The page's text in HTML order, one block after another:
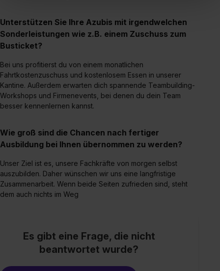
einverstanden, dass dir nach Setzen der Cookies externe
Inhalte (z.B. Videos oder Posts) angezeigt und hierfür
erforderliche personenbezogene Daten an Social Media
Eine Erlaubnis hierfür kannst du auch später noch im
Einzelfall bei dem jeweiligen Inhalt erteilen. Willst du nur
bestimmte Verwendungszwecke zulassen, triff deine
Auswahl über die Checkboxen und klick auf „Auswahl
Media und Marketing“ umfasst hierbei die Einwilligung
zur Übermittlung deiner Daten in die USA (Art. 49 Abs. 1
S. 1 lit. a) DS-GVO). Die USA verfügen über kein
angemessenes Datenschutzniveau (EuGH – Schrems
II). Du kannst die von dir erteilte Einwilligung jederzeit mit
Wirkung für die Zukunft ganz oder teilweise über unsere
einzelnen Cookies findest du durch Klick auf „Details
zeigen“. Weitere Informationen:
Datenschutzerklärung
Unterstützen Sie Ihre Azubis mit irgendwelchen
Sonderleistungen wie z.B. einem Zuschuss zum
Busticket?
Bei uns profitierst du von einem monatlichen
Fahrtkostenzuschuss und kostenlosem Essen in unserer
Kantine. Außerdem erwarten dich spannende Teambuilding-
Workshops und Firmenevents, bei denen du dein Team
besser kennenlernen kannst.
Wie groß sind die Chancen nach fertiger
Ausbildung bei Ihnen übernommen zu werden?
Unser Ziel ist es, unsere Fachkräfte von morgen selbst
auszubilden. Daher wünschen wir uns eine langfristige
Zusammenarbeit. Wenn beide Seiten zufrieden sind, steht
dem auch nichts im Weg
Es gibt eine Frage, die nicht
beantwortet wurde?